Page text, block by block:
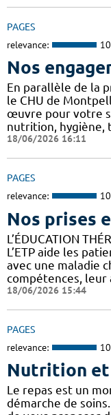
PAGES
relevance:
Nos
En parallèle de la
le CHU de
œuvre pour votre
nutrition, hygiène,
18/06/2026 16:11
PAGES
relevance:
Nos prises
L’ÉDUCATION
L’ETP aide les
avec une maladie
compétences, leur
18/06/2026 15:44
PAGES
relevance:
Nutrition
Le repas est un
démarche de